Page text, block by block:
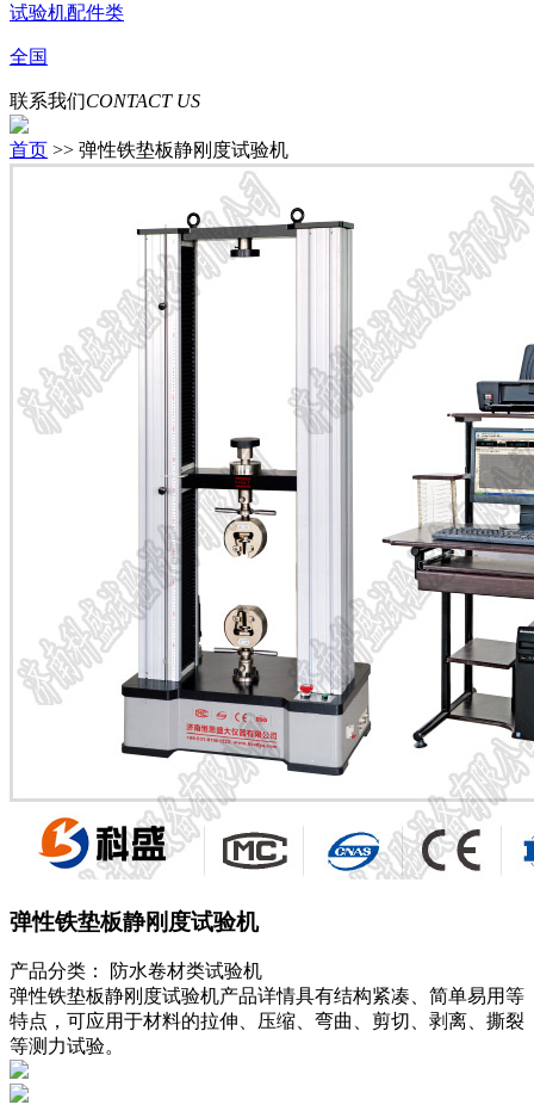
试验机配件类
全国
联系我们CONTACT US
首页 >> 弹性铁垫板静刚度试验机
弹性铁垫板静刚度试验机
产品分类：
防水卷材类试验机
弹性铁垫板静刚度试验机产品详情具有结构紧凑、简单易用等
特点，可应用于材料的拉伸、压缩、弯曲、剪切、剥离、撕裂
等测力试验。